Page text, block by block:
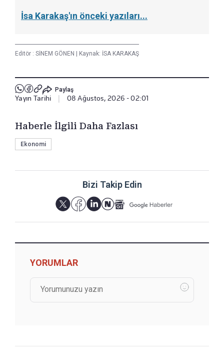
İsa Karakaş'ın önceki yazıları...
Editör : SİNEM GÖNEN Kaynak: İSA KARAKAŞ
Paylaş
Yayın Tarihi 08 Ağustos, 2026 - 02:01
Haberle İlgili Daha Fazlası
Ekonomi
Bizi Takip Edin
YORUMLAR